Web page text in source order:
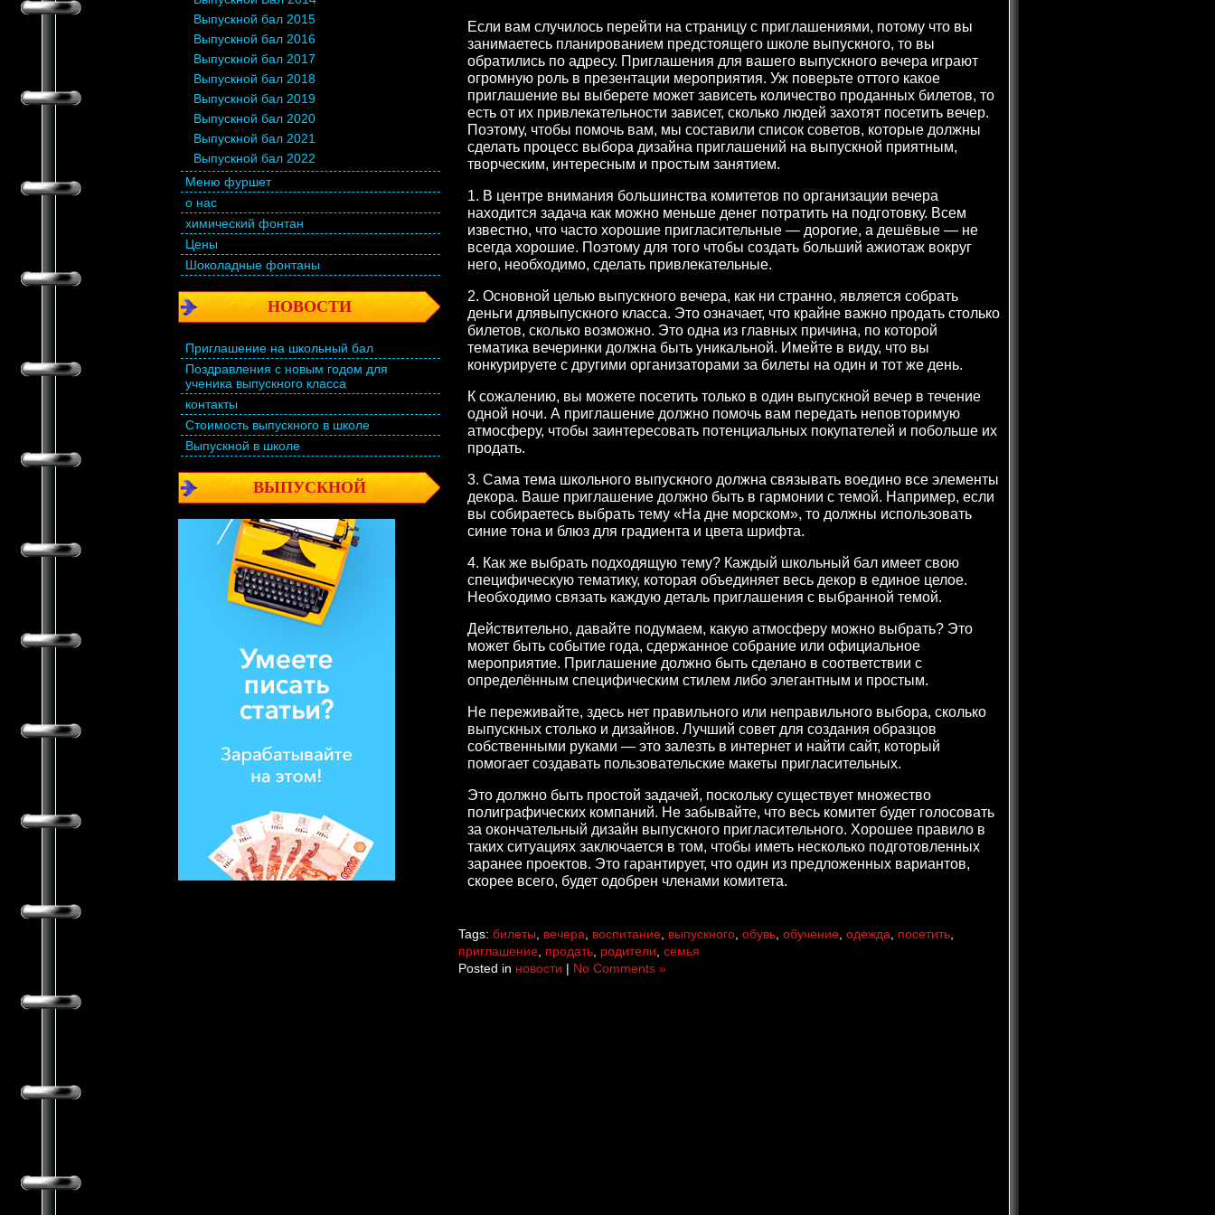
Выпускной бал 2015
Выпускной бал 2016
Выпускной бал 2017
Выпускной бал 2018
Выпускной бал 2019
Выпускной бал 2020
Выпускной бал 2021
Выпускной бал 2022
Меню фуршет
о нас
химический фонтан
Цены
Шоколадные фонтаны
НОВОСТИ
Приглашение на школьный бал
Поздравления с новым годом для
ученика выпускного класса
контакты
Стоимость выпускного в школе
Выпускной в школе
ВЫПУСКНОЙ
Если вам случилось перейти на страницу c приглашениями, потому что вы
занимаетесь планированием предстоящего школе выпускного, то вы
обратились по адресу. Приглашения для вашего выпускного вечера играют
огромную роль в презентации мероприятия. Уж поверьте оттого какое
приглашение вы выберете может зависеть количество проданных билетов, то
есть от их привлекательности зависет, сколько людей захотят посетить вечер.
Поэтому, чтобы помочь вам, мы составили список советов, которые должны
сделать процесс выбора дизайна приглашений на выпускной приятным,
творческим, интересным и простым занятием.
1. В центре внимания большинства комитетов по организации вечера
находится задача как можно меньше денег потратить на подготовку. Всем
известно, что часто хорошие пригласительные — дорогие, а дешёвые — не
всегда хорошие. Поэтому для того чтобы создать больший ажиотаж вокруг
него, необходимо, сделать привлекательные.
2. Основной целью выпускного вечера, как ни странно, является собрать
деньги длявыпускного класса. Это означает, что крайне важно продать столько
билетов, сколько возможно. Это одна из главных причина, по которой
тематика вечеринки должна быть уникальной. Имейте в виду, что вы
конкурируете с другими организаторами за билеты на один и тот же день.
К сожалению, вы можете посетить только в один выпускной вечер в течение
одной ночи. А приглашение должно помочь вам передать неповторимую
атмосферу, чтобы заинтересовать потенциальных покупателей и побольше их
продать.
3. Сама тема школьного выпускного должна связывать воедино все элементы
декора. Ваше приглашение должно быть в гармонии с темой. Например, если
вы собираетесь выбрать тему «На дне морском», то должны использовать
синие тона и блюз для градиента и цвета шрифта.
4. Как же выбрать подходящую тему? Каждый школьный бал имеет свою
специфическую тематику, которая объединяет весь декор в единое целое.
Необходимо связать каждую деталь приглашения с выбранной темой.
Действительно, давайте подумаем, какую атмосферу можно выбрать? Это
может быть событие года, сдержанное собрание или официальное
мероприятие. Приглашение должно быть сделано в соответствии с
определённым специфическим стилем либо элегантным и простым.
Не переживайте, здесь нет правильного или неправильного выбора, сколько
выпускных столько и дизайнов. Лучший совет для создания образцов
собственными руками — это залезть в интернет и найти сайт, который
помогает создавать пользовательские макеты пригласительных.
Это должно быть простой задачей, поскольку существует множество
полиграфических компаний. Не забывайте, что весь комитет будет голосовать
за окончательный дизайн выпускного пригласительного. Хорошее правило в
таких ситуациях заключается в том, чтобы иметь несколько подготовленных
заранее проектов. Это гарантирует, что один из предложенных вариантов,
скорее всего, будет одобрен членами комитета.
Tags: билеты, вечера, воспитание, выпускного, обувь, обучение, одежда, посетить,
приглашение, продать, родители, семья
Posted in новости | No Comments »